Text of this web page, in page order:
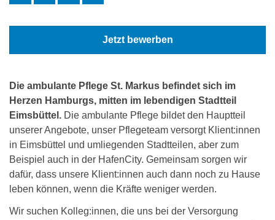
Jetzt bewerben
Die ambulante Pflege St. Markus befindet sich im
Herzen Hamburgs, mitten im lebendigen Stadtteil
Eimsbüttel. Die ambulante Pflege bildet den Hauptteil
unserer Angebote, unser Pflegeteam versorgt Klient:innen
in Eimsbüttel und umliegenden Stadtteilen, aber zum
Beispiel auch in der HafenCity. Gemeinsam sorgen wir
dafür, dass unsere Klient:innen auch dann noch zu Hause
leben können, wenn die Kräfte weniger werden.
Wir suchen Kolleg:innen, die uns bei der Versorgung